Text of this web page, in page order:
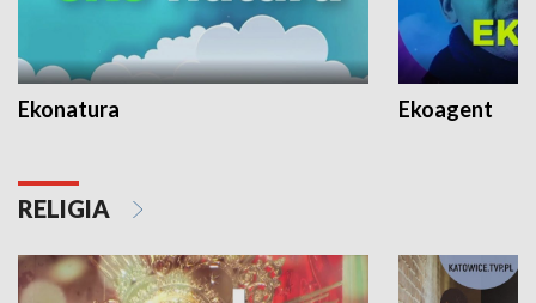
Ekonatura Ekoagent
RELIGIA